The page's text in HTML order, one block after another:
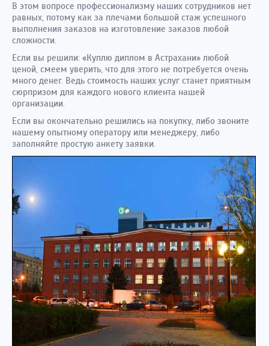
В этом вопросе профессионализму наших сотрудников нет
равных, потому как за плечами большой стаж успешного
выполнения заказов на изготовление заказов любой
сложности.
Если вы решили: «Куплю диплом в Астрахани» любой
ценой, смеем уверить, что для этого не потребуется очень
много денег. Ведь стоимость наших услуг станет приятным
сюрпризом для каждого нового клиента нашей
организации.
Если вы окончательно решились на покупку, либо звоните
нашему опытному оператору или менеджеру, либо
заполняйте простую анкету заявки.